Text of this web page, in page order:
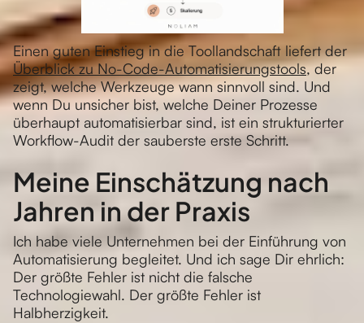
Einen guten Einstieg in die Toollandschaft liefert der
Überblick zu No-Code-Automatisierungstools, der
zeigt, welche Werkzeuge wann sinnvoll sind. Und
wenn Du unsicher bist, welche Deiner Prozesse
überhaupt automatisierbar sind, ist ein strukturierter
Workflow-Audit der sauberste erste Schritt.
Meine Einschätzung nach
Jahren in der Praxis
Ich habe viele Unternehmen bei der Einführung von
Automatisierung begleitet. Und ich sage Dir ehrlich:
Der größte Fehler ist nicht die falsche
Technologiewahl. Der größte Fehler ist
Halbherzigkeit.